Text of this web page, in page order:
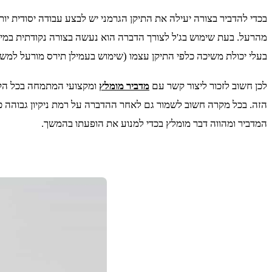
בכדי להדביר בצורה יעילה את התיקן הגרמני יש לבצע עבודה
מהרעל. בעת שימוש בג'ל לצורך הדברה הוא נעשה בצורה נקודתית
בעלי יכולת משיכה כלפי התיקן עצמו (שימוש בעמילן תירס מורעל
לכן חשוב לזכור ליצור קשר עם מדביר מומלץ ומקצועי המתמחה בכל
הזה. בכל מקרה חשוב לשמור גם לאחר ההדברה על רמת ניקיון גבוהה
המדביר ומהווה דבר מומלץ בכדי למנוע את הופעתו בהמשך.